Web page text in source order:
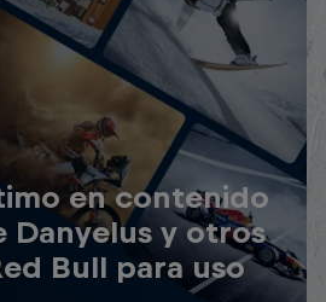
en contenido
Danyelus y otros
Bull para uso